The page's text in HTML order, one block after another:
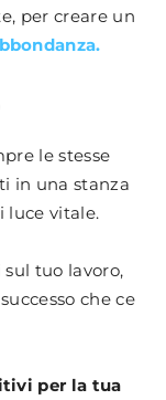
per creare un
le stesse
in una stanza
luce vitale.
tuo lavoro,
che ce
per la tua